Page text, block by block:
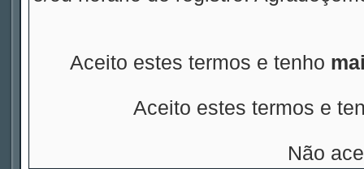
Aceito estes termos e tenho
Aceito estes termos e
Não